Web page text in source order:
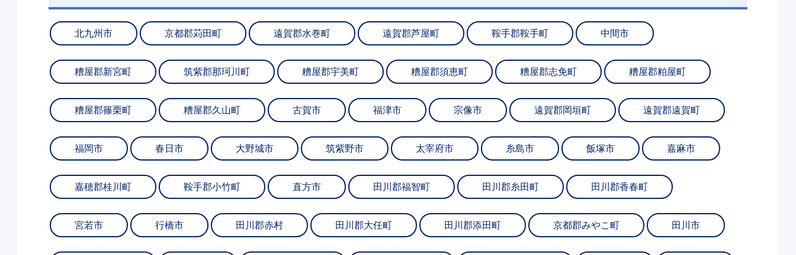
北九州市 京都郡苅田町 遠賀郡水巻町 遠賀郡芦屋町 鞍手郡鞍手町 中間市
糟屋郡新宮町 筑紫郡那珂川町 糟屋郡宇美町 糟屋郡須恵町 糟屋郡志免町 糟屋郡粕屋町
糟屋郡篠栗町 糟屋郡久山町 古賀市 福津市 宗像市 遠賀郡岡垣町 遠賀郡遠賀町
福岡市 春日市 大野城市 筑紫野市 太宰府市 糸島市 飯塚市 嘉麻市
嘉穂郡桂川町 鞍手郡小竹町 直方市 田川郡福智町 田川郡糸田町 田川郡香春町
宮若市 行橋市 田川郡赤村 田川郡大任町 田川郡添田町 京都郡みやこ町 田川市